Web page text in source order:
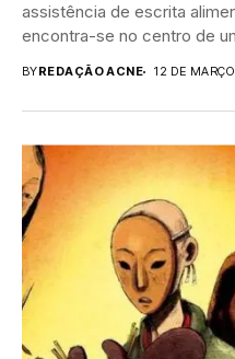
assistência de escrita
encontra-se no centro de
BYREDAÇÃO ACNE 12 DE